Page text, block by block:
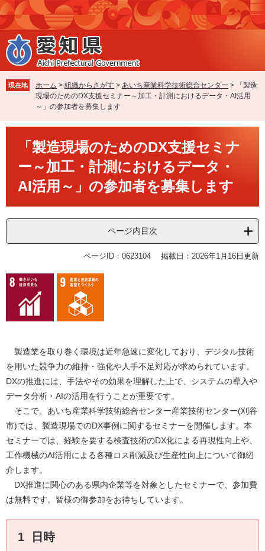
ペ
ー
ジ
の
先
で
す
メ
ニ
ュ
ー
を
ば
し
現在地 ホーム > 組織からさがす > あいち産業科学技術総合センター >
「製造
現場のためのDX支援セミナー～加工・計測におけるデータ・AI活用
～」の参加者を募集します
「製造現場のためのDX支援セミナ
ー～加工・計測におけるデータ・
AI活用～」の参加者を募集します
ページ内目次
ページID：0623104 掲載日：2026年1月16日更新
製造業を取り巻く環境は近年急速に変化しており、デジタル技術
を用いた競争力の維持・強化や人手不足対応が求められています。
DXの推進には、手法やその効果を理解した上で、システムの導入や
データ分析・AIの活用を行うことが重要です。
そこで、あいち産業科学技術総合センター産業技術センター(刈谷
市)では、製造現場でのDX事例に関するセミナーを開催します。本
セミナーでは、経験を要する検査技術のDX化による再現性向上や、
工作機械のAI活用による各種ロス削減及び生産性向上について御紹
介します。
DX推進に関心のある県内企業等を対象としたセミナーで、参加費
は無料です。皆様の御参加をお待ちしています。
1 日時